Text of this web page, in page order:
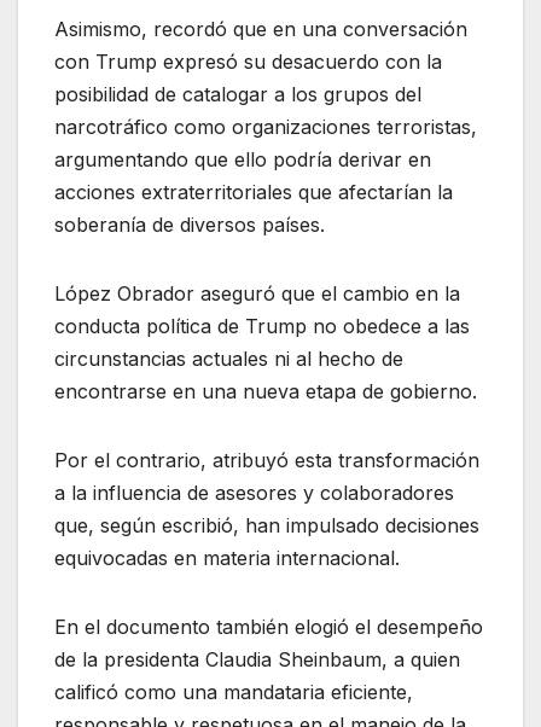
Asimismo, recordó que en una conversación
con Trump expresó su desacuerdo con la
posibilidad de catalogar a los grupos del
narcotráfico como organizaciones terroristas,
argumentando que ello podría derivar en
acciones extraterritoriales que afectarían la
soberanía de diversos países.
López Obrador aseguró que el cambio en la
conducta política de Trump no obedece a las
circunstancias actuales ni al hecho de
encontrarse en una nueva etapa de gobierno.
Por el contrario, atribuyó esta transformación
a la influencia de asesores y colaboradores
que, según escribió, han impulsado decisiones
equivocadas en materia internacional.
En el documento también elogió el desempeño
de la presidenta Claudia Sheinbaum, a quien
calificó como una mandataria eficiente,